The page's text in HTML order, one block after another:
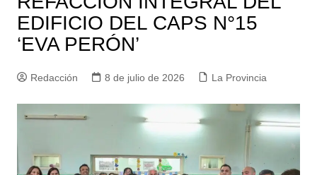
EDIFICIO DEL CAPS N°15
‘EVA PERÓN’
Redacción 8 de julio de 2026 La Provincia